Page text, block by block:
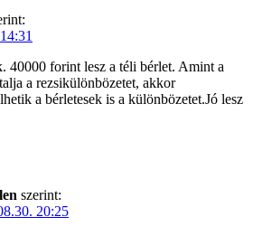
40000 forint lesz a téli bérlet. Amint a
a rezsikülönbözetet, akkor
a bérletesek is a különbözetet.Jó lesz
szerint:
20:25